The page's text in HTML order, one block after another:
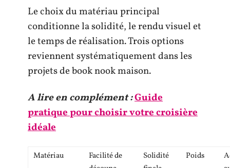
Le choix du matériau principal
conditionne la solidité, le rendu visuel et
le temps de réalisation. Trois options
reviennent systématiquement dans les
projets de book nook maison.
A lire en complément :Guide
pratique pour choisir votre croisière
idéale
Matériau
Facilité de
Solidité
Poids